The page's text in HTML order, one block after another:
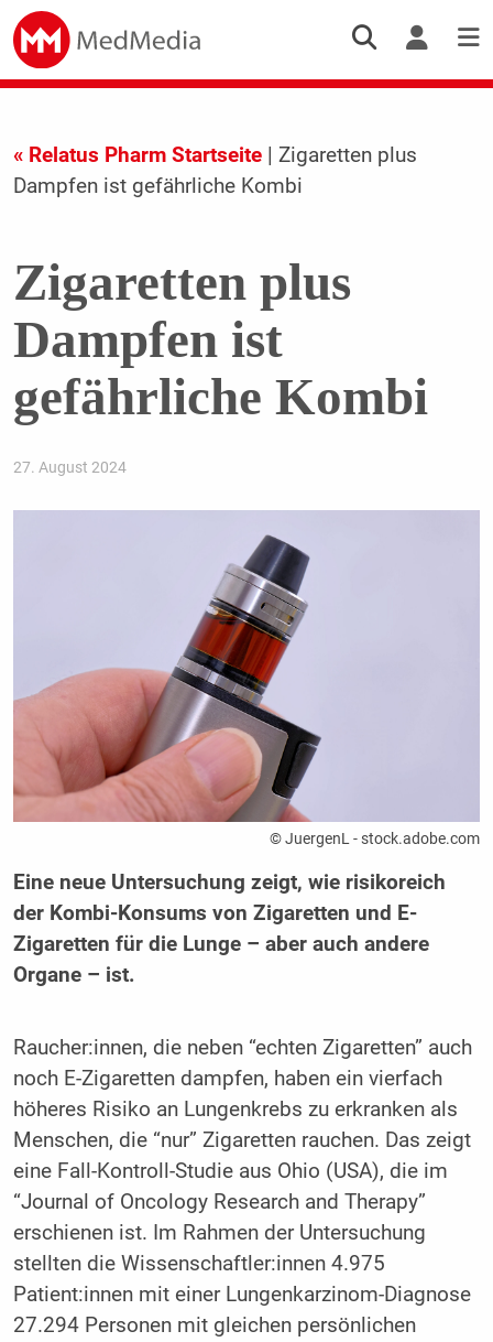
« Relatus Pharm Startseite| Zigaretten plus
Dampfen ist gefährliche Kombi
Zigaretten plus
Dampfen ist
gefährliche Kombi
27. August 2024
© JuergenL - stock.adobe.com
Eine neue Untersuchung zeigt, wie risikoreich
der Kombi-Konsums von Zigaretten und E-
Zigaretten für die Lunge – aber auch andere
Organe – ist.
Raucher:innen, die neben “echten Zigaretten” auch
noch E-Zigaretten dampfen, haben ein vierfach
höheres Risiko an Lungenkrebs zu erkranken als
Menschen, die “nur” Zigaretten rauchen. Das zeigt
eine Fall-Kontroll-Studie aus Ohio (USA), die im
“Journal of Oncology Research and Therapy”
erschienen ist. Im Rahmen der Untersuchung
stellten die Wissenschaftler:innen 4.975
Patient:innen mit einer Lungenkarzinom-Diagnose
27.294 Personen mit gleichen persönlichen